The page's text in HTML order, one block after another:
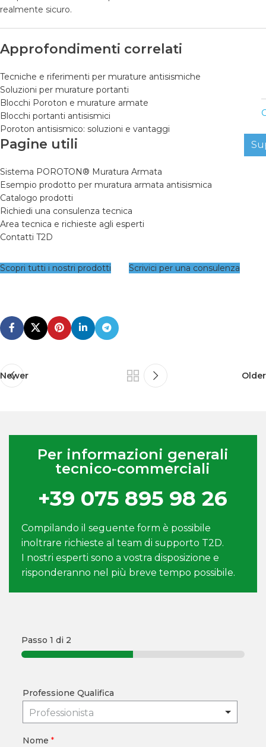
realmente sicuro.
Approfondimenti correlati
Tecniche e riferimenti per murature antisismiche
Soluzioni per murature portanti
Blocchi Poroton e murature armate
Blocchi portanti antisismici
Poroton antisismico: soluzioni e vantaggi
Pagine utili
Sistema POROTON® Muratura Armata
Esempio prodotto per muratura armata antisismica
Catalogo prodotti
Richiedi una consulenza tecnica
Area tecnica e richieste agli esperti
Contatti T2D
Scopri tutti i nostri prodotti Scrivici per una consulenza
Newer Older
Per informazioni generali
tecnico-commerciali
+39 075 895 98 26
Compilando il seguente form è possibile
inoltrare richieste al team di supporto T2D.
I nostri esperti sono a vostra disposizione e
risponderanno nel più breve tempo possibile.
Passo 1 di 2
Professione Qualifica
Professionista
Nome *